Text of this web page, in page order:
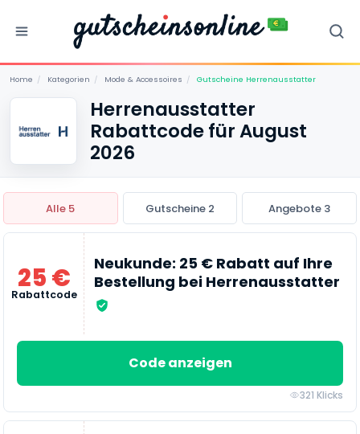
Home / Kategorien / Mode & Accessoires / Gutscheine Herrenausstatter
Herrenausstatter
Rabattcode für August
2026
Alle 5 Gutscheine 2 Angebote 3
25 €
Rabattcode
Neukunde: 25 € Rabatt auf Ihre
Bestellung bei Herrenausstatter
Code anzeigen
321 Klicks